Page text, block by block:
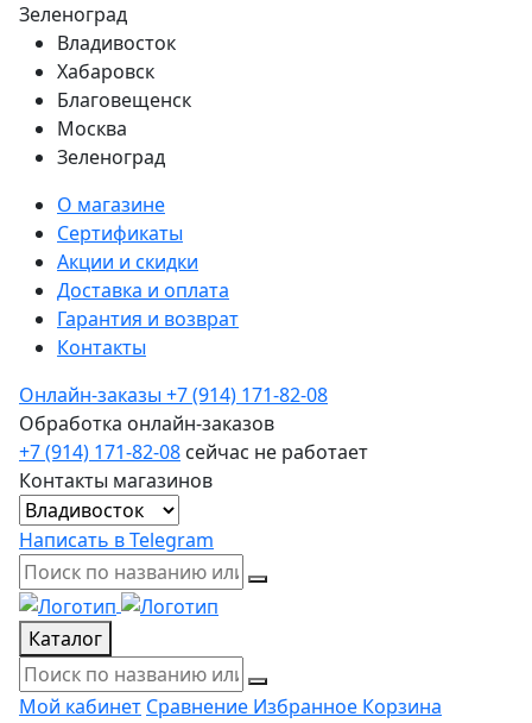
Зеленоград
Владивосток
Хабаровск
Благовещенск
Москва
Зеленоград
О магазине
Сертификаты
Акции и скидки
Доставка и оплата
Гарантия и возврат
Контакты
Онлайн-заказы +7 (914) 171-82-08
Обработка онлайн-заказов
+7 (914) 171-82-08 сейчас не работает
Контакты магазинов
Написать в Telegram
Каталог
Мой кабинет Сравнение Избранное Корзина